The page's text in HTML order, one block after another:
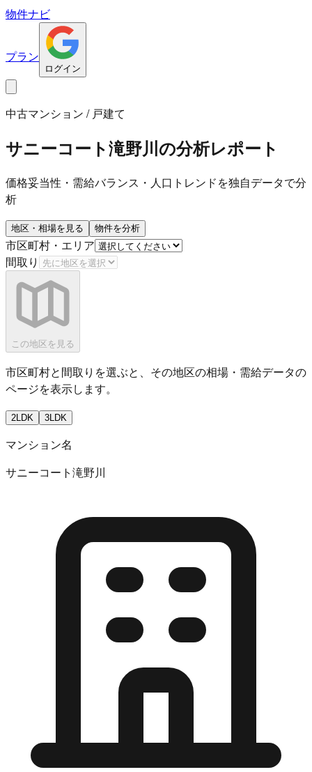
物件ナビ
プラン
ログイン
中古マンション / 戸建て
サニーコート滝野川の分析レポート
価格妥当性・需給バランス・人口トレンドを独自データで分
析
地区・相場を見る 物件を分析
市区町村・エリア
間取り
この地区を見る
市区町村と間取りを選ぶと、その地区の相場・需給データの
ページを表示します。
2LDK 3LDK
マンション名
サニーコート滝野川